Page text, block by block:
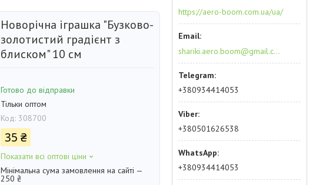
Новорічна іграшка "Бузково-
золотистий градієнт з
блиском" 10 см
Готово до відправки
Тільки оптом
Код: 308700
35 ₴
Показати всі оптові ціни
Мінімальна сума замовлення на сайті —
250 ₴
https://aero-boom.com.ua/ua/
shariki.aero.boom@gmail.com
+380934414053
+380501626538
+380934414053